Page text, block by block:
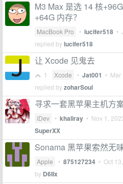
M3 Max 是选 14 核
+64G 内存？
MacBook Pro • lucifer518 •
replied bylucifer518
让 Xcode 见鬼去
1 Xcode • Jat001 • Mar
replied byzoharSoul
寻求一套黑苹果主机方
iDev • khaliray • Nov 1,
SuperXX
Sonama 黑苹果索然无
Apple • 875127234 • Oct
by D6IIx